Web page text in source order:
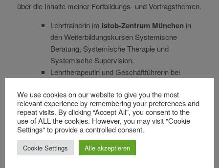
über die Inhalte meiner Fortbildungs- und Vortragsthemen.
Lehrtrainerin im istob-Zentrum München in
den Weiterbildungskursen Systemische
Beratung, Systemische Therapie und
Systemische Supervision.
Lehrtherapeutin und Geschäftführerin bei
Psychotherapie
We use cookies on our website to give you the most
relevant experience by remembering your preferences and
repeat visits. By clicking “Accept All”, you consent to the
use of ALL the cookies. However, you may visit "Cookie
Settings" to provide a controlled consent.
Cookie Settings Alle akzeptieren